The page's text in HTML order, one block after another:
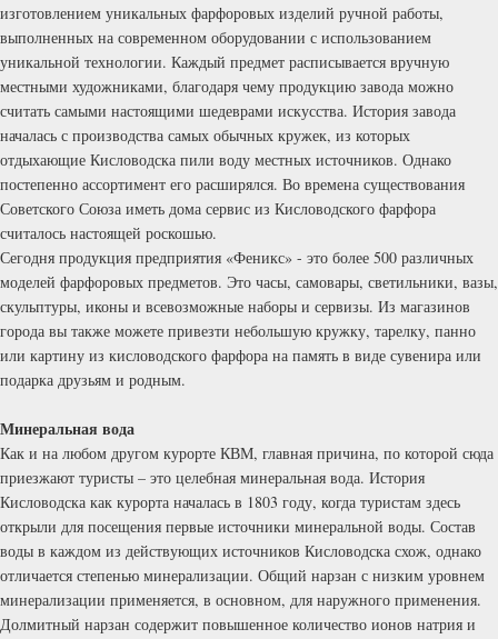
изготовлением уникальных фарфоровых изделий ручной работы,
выполненных на современном оборудовании с использованием
уникальной технологии. Каждый предмет расписывается вручную
местными художниками, благодаря чему продукцию завода можно
считать самыми настоящими шедеврами искусства. История завода
началась с производства самых обычных кружек, из которых
отдыхающие Кисловодска пили воду местных источников. Однако
постепенно ассортимент его расширялся. Во времена существования
Советского Союза иметь дома сервис из Кисловодского фарфора
считалось настоящей роскошью.
Сегодня продукция предприятия «Феникс» - это более 500 различных
моделей фарфоровых предметов. Это часы, самовары, светильники, вазы,
скульптуры, иконы и всевозможные наборы и сервизы. Из магазинов
города вы также можете привезти небольшую кружку, тарелку, панно
или картину из кисловодского фарфора на память в виде сувенира или
подарка друзьям и родным.
Минеральная вода
Как и на любом другом курорте КВМ, главная причина, по которой сюда
приезжают туристы – это целебная минеральная вода. История
Кисловодска как курорта началась в 1803 году, когда туристам здесь
открыли для посещения первые источники минеральной воды. Состав
воды в каждом из действующих источников Кисловодска схож, однако
отличается степенью минерализации. Общий нарзан с низким уровнем
минерализации применяется, в основном, для наружного применения.
Долмитный нарзан содержит повышенное количество ионов натрия и